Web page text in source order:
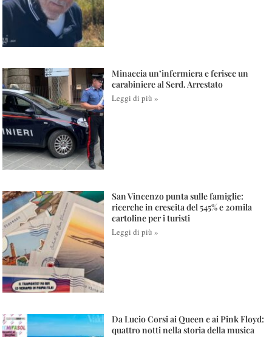
Minaccia un’infermiera e ferisce un
carabiniere al Serd. Arrestato
Leggi di più »
San Vincenzo punta sulle famiglie:
ricerche in crescita del 545% e 20mila
cartoline per i turisti
Leggi di più »
Da Lucio Corsi ai Queen e ai Pink Floyd:
quattro notti nella storia della musica